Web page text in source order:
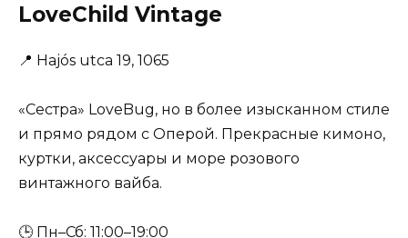
LoveChild Vintage
📍 Hajós utca 19, 1065
«Сестра» LoveBug, но в более изысканном стиле
и прямо рядом с Оперой. Прекрасные кимоно,
куртки, аксессуары и море розового
винтажного вайба.
🕒 Пн–Сб: 11:00–19:00